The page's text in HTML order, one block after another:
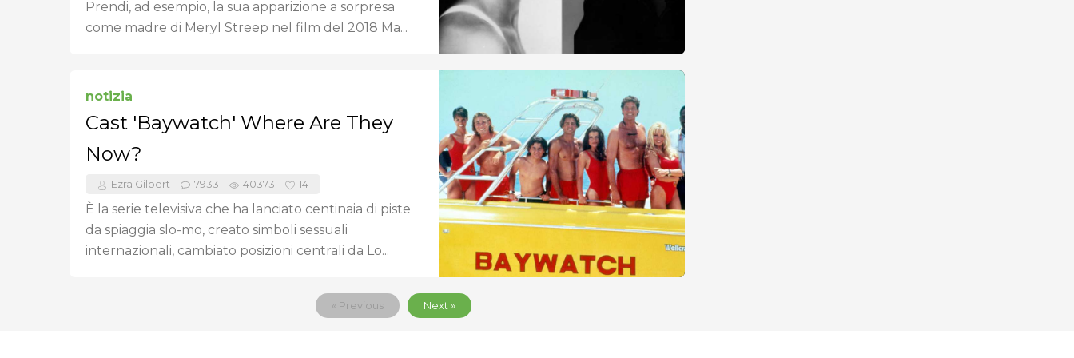
Prendi, ad esempio, la sua apparizione a sorpresa
come madre di Meryl Streep nel film del 2018 Ma...
notizia
Cast 'Baywatch' Where Are They
Now?
Ezra Gilbert 7933 40373 14
È la serie televisiva che ha lanciato centinaia di piste
da spiaggia slo-mo, creato simboli sessuali
internazionali, cambiato posizioni centrali da Lo...
« Previous Next »